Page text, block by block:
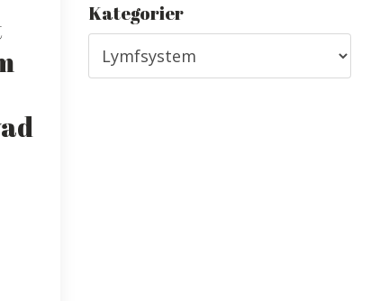
Kategorier